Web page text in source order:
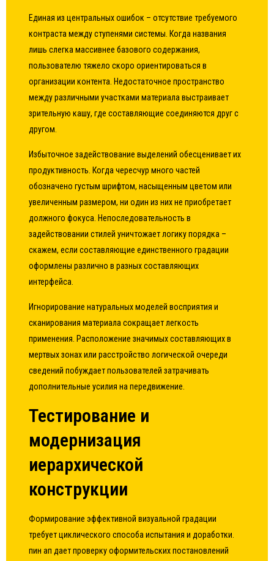
Единая из центральных ошибок – отсутствие требуемого
контраста между ступенями системы. Когда названия
лишь слегка массивнее базового содержания,
пользователю тяжело скоро ориентироваться в
организации контента. Недостаточное пространство
между различными участками материала выстраивает
зрительную кашу, где составляющие соединяются друг с
другом.
Избыточное задействование выделений обесценивает их
продуктивность. Когда чересчур много частей
обозначено густым шрифтом, насыщенным цветом или
увеличенным размером, ни один из них не приобретает
должного фокуса. Непоследовательность в
задействовании стилей уничтожает логику порядка –
скажем, если составляющие единственного градации
оформлены различно в разных составляющих
интерфейса.
Игнорирование натуральных моделей восприятия и
сканирования материала сокращает легкость
применения. Расположение значимых составляющих в
мертвых зонах или расстройство логической очереди
сведений побуждает пользователей затрачивать
дополнительные усилия на передвижение.
Тестирование и
модернизация
иерархической
конструкции
Формирование эффективной визуальной градации
требует циклического способа испытания и доработки.
пин ап дает проверку оформительских постановлений